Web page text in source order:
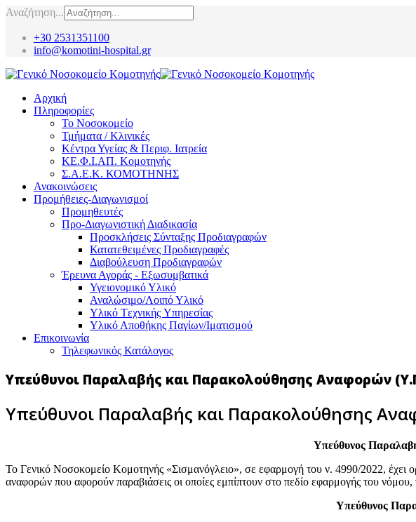
Αναζήτηση...
+30 2531351100
info@komotini-hospital.gr
Αρχική
Πληροφορίες
Το Νοσοκομείο
Τμήματα / Κλινικές
Κέντρα Υγείας & Περιφ. Ιατρεία
ΚΕ.Φ.Ι.ΑΠ. Κομοτηνής
Σ.Α.Ε.Κ. ΚΟΜΟΤΗΝΗΣ
Ανακοινώσεις
Προμήθειες-Διαγωνισμοί
Προμηθευτές
Προ-Διαγωνιστική Διαδικασία
Προσκλήσεις Σύνταξης Προδιαγραφών
Κατατεθειμένες Προδιαγραφές
Διαβούλευση Προδιαγραφών
Έρευνα Αγοράς - Εξωσυμβατικά
Υγειονομικό Υλικό
Αναλώσιμο/Λοιπό Υλικό
Υλικό Tεχνικής Yπηρεσίας
Υλικό Αποθήκης Παγίων/Ιματισμού
Επικοινωνία
Τηλεφωνικός Κατάλογος
Υπεύθυνοι Παραλαβής και Παρακολούθησης Αναφορών
Υπεύθυνοι Παραλαβής και Παρακολούθησης
Υπεύθυνος
Το Γενικό Νοσοκομείο Κομοτηνής «Σισμανόγλειο», σε εφαρμογή του ν. 4990/2022,
αναφορών που αφορούν παραβιάσεις οι οποίες εμπίπτουν στο πεδίο εφαρμογής του
Υπεύθυνος